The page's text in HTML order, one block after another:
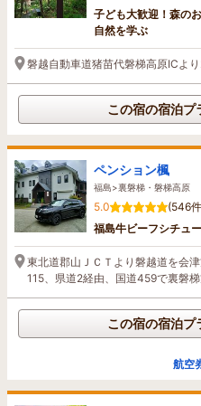
子ども大歓迎！森の
自然を学ぶ
磐越自動車道猪苗代磐梯高原ICよ
この宿の宿泊プ
ペンション楓
福島>裏磐梯・磐梯高原
5.0
(546
福島牛ビーフシチュ
東北道郡山ＪＣＴより磐越道を会
115、県道2経由、国道459で裏磐
この宿の宿泊プ
航空